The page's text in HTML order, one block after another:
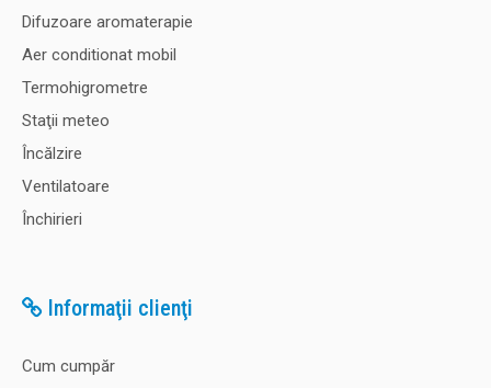
Difuzoare aromaterapie
Aer conditionat mobil
Termohigrometre
Staţii meteo
Încălzire
Ventilatoare
Închirieri
Informaţii clienţi
Cum cumpăr